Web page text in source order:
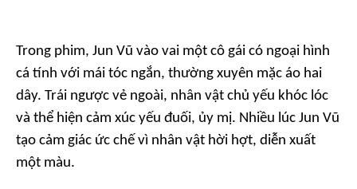
Trong phim, Jun Vũ vào vai một cô gái có ngoại hình
cá tính với mái tóc ngắn, thường xuyên mặc áo hai
dây. Trái ngược vẻ ngoài, nhân vật chủ yếu khóc lóc
và thể hiện cảm xúc yếu đuối, ủy mị. Nhiều lúc Jun Vũ
tạo cảm giác ức chế vì nhân vật hời hợt, diễn xuất
một màu.